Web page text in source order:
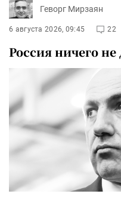
Геворг Мирзаян
6 августа 2026, 09:45 22
Россия ничего